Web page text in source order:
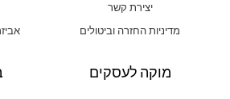
יצירת קשר
מדיניות החזרה וביטולים
מוקה לעסקים